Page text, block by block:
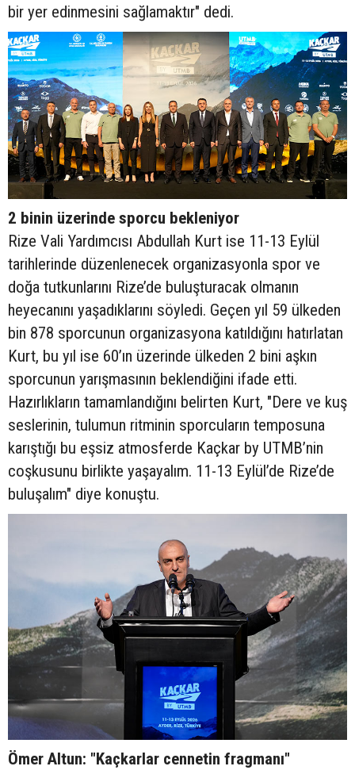
bir yer edinmesini sağlamaktır" dedi.
2 binin üzerinde sporcu bekleniyor
Rize Vali Yardımcısı Abdullah Kurt ise 11-13 Eylül
tarihlerinde düzenlenecek organizasyonla spor ve
doğa tutkunlarını Rize’de buluşturacak olmanın
heyecanını yaşadıklarını söyledi. Geçen yıl 59 ülkeden
bin 878 sporcunun organizasyona katıldığını hatırlatan
Kurt, bu yıl ise 60’ın üzerinde ülkeden 2 bini aşkın
sporcunun yarışmasının beklendiğini ifade etti.
Hazırlıkların tamamlandığını belirten Kurt, "Dere ve kuş
seslerinin, tulumun ritminin sporcuların temposuna
karıştığı bu eşsiz atmosferde Kaçkar by UTMB’nin
coşkusunu birlikte yaşayalım. 11-13 Eylül’de Rize’de
buluşalım" diye konuştu.
Ömer Altun: "Kaçkarlar cennetin fragmanı"